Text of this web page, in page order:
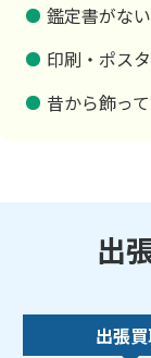
鑑定書がな
印刷・ポス
昔から飾っ
出
出張